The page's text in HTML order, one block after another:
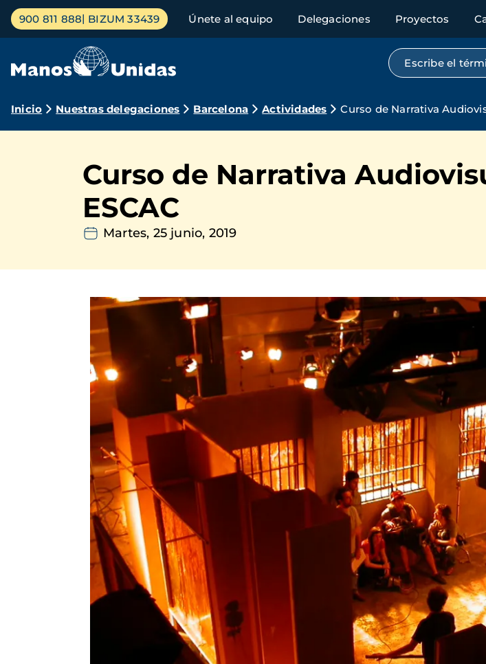
Pasar
contenido
Menú
principal
900 811 888 BIZUM 33439 Únete al equipo Delegaciones Proyectos
Búsqueda
Ruta
navegación
Inicio Nuestras delegaciones Barcelona Actividades Curso de Narrativa
Curso de Narrativa
ESCAC
Martes, 25 junio, 2019